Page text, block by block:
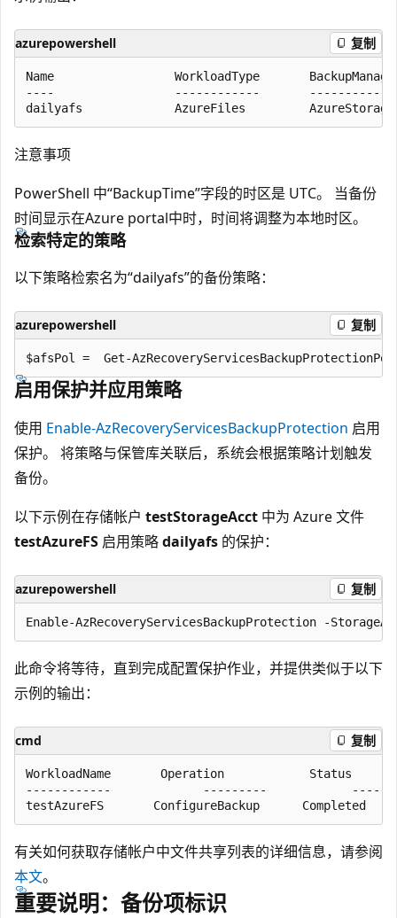
azurepowershell 复制
Name                 WorkloadType
----                 ------------
注意事项
PowerShell 中“BackupTime”字段的时区是 UTC。 当备份
时间显示在Azure portal中时，时间将调整为本地时区。
检索特定的策略
以下策略检索名为“dailyafs”的备份策略：
azurepowershell 复制
启用保护并应用策略
使用 Enable-AzRecoveryServicesBackupProtection 启用
保护。 将策略与保管库关联后，系统会根据策略计划触发
备份。
以下示例在存储帐户 testStorageAcct 中为 Azure 文件
testAzureFS 启用策略dailyafs 的保护：
azurepowershell 复制
此命令将等待，直到完成配置保护作业，并提供类似于以下
示例的输出：
cmd 复制
WorkloadName       Operation
------------             ---------
有关如何获取存储帐户中文件共享列表的详细信息，请参阅
本文。
重要说明：备份项标识